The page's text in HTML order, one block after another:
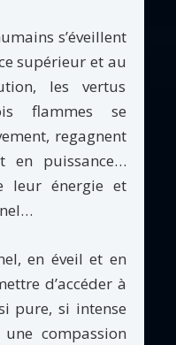
s’éveillent
supérieur et au
les vertus
flammes se
regagnent
en puissance…
leur énergie et
en éveil et en
d’accéder à
pure, si intense
compassion